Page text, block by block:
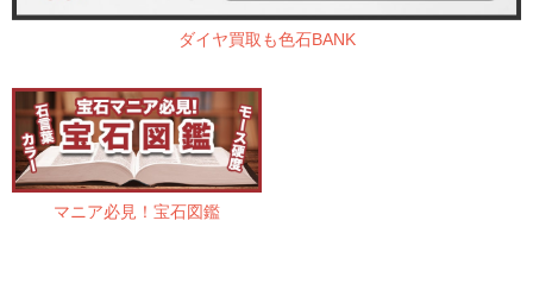
ダイヤ買取も色石BANK
マニア必見！宝石図鑑